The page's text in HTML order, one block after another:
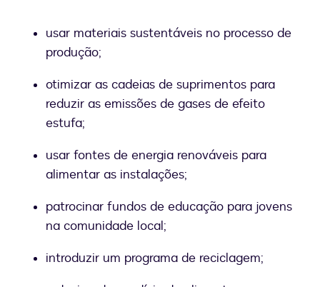
usar materiais sustentáveis no processo de
produção;
otimizar as cadeias de suprimentos para
reduzir as emissões de gases de efeito
estufa;
usar fontes de energia renováveis para
alimentar as instalações;
patrocinar fundos de educação para jovens
na comunidade local;
introduzir um programa de reciclagem;